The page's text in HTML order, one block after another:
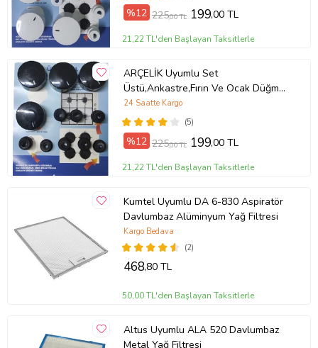
%12 225,00 TL 199,00 TL
21,22 TL'den Başlayan Taksitlerle
ARÇELİK Uyumlu Set
Üstü,Ankastre,Fırın Ve Ocak Düğme
Takımı (Siyah)
(5)
24 Saatte Kargo
%12 225,00 TL 199,00 TL
21,22 TL'den Başlayan Taksitlerle
Kumtel Uyumlu DA 6-830 Aspiratör
Davlumbaz Alüminyum Yağ Filtresi
(2)
Kargo Bedava
468,80 TL
50,00 TL'den Başlayan Taksitlerle
Altus Uyumlu ALA 520 Davlumbaz
Metal Yağ Filtresi